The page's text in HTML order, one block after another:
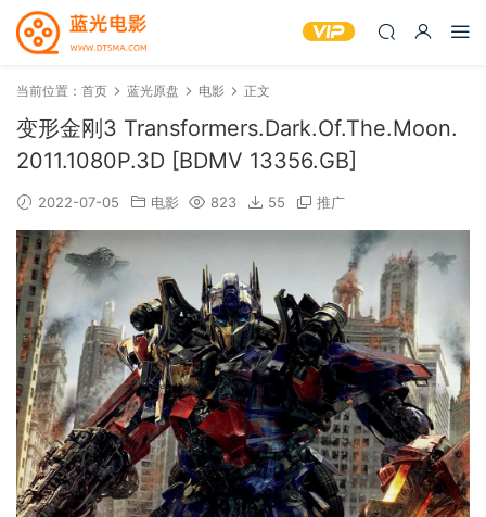
当前位置： 首页 蓝光原盘 电影 正文
变形金刚3 Transformers.Dark.Of.The.Moon.
2011.1080P.3D [BDMV 13356.GB]
2022-07-05 电影 823 55 推广